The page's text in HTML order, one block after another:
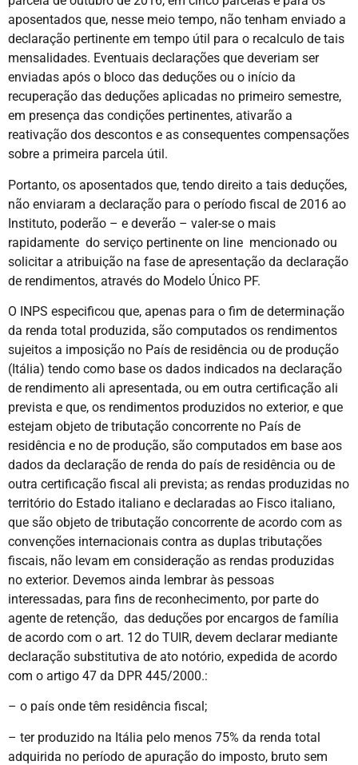
aposentados que, nesse meio tempo, não tenham enviado a
declaração pertinente em tempo útil para o recalculo de tais
mensalidades. Eventuais declarações que deveriam ser
enviadas após o bloco das deduções ou o início da
recuperação das deduções aplicadas no primeiro semestre,
em presença das condições pertinentes, ativarão a
reativação dos descontos e as consequentes compensações
sobre a primeira parcela útil.
Portanto, os aposentados que, tendo direito a tais deduções,
não enviaram a declaração para o período fiscal de 2016 ao
Instituto, poderão – e deverão – valer-se o mais
rapidamente do serviço pertinente on line mencionado ou
solicitar a atribuição na fase de apresentação da declaração
de rendimentos, através do Modelo Único PF.
O INPS especificou que, apenas para o fim de determinação
da renda total produzida, são computados os rendimentos
sujeitos a imposição no País de residência ou de produção
(Itália) tendo como base os dados indicados na declaração
de rendimento ali apresentada, ou em outra certificação ali
prevista e que, os rendimentos produzidos no exterior, e que
estejam objeto de tributação concorrente no País de
residência e no de produção, são computados em base aos
dados da declaração de renda do país de residência ou de
outra certificação fiscal ali prevista; as rendas produzidas no
território do Estado italiano e declaradas ao Fisco italiano,
que são objeto de tributação concorrente de acordo com as
convenções internacionais contra as duplas tributações
fiscais, não levam em consideração as rendas produzidas
no exterior. Devemos ainda lembrar às pessoas
interessadas, para fins de reconhecimento, por parte do
agente de retenção, das deduções por encargos de família
de acordo com o art. 12 do TUIR, devem declarar mediante
declaração substitutiva de ato notório, expedida de acordo
com o artigo 47 da DPR 445/2000.:
– o país onde têm residência fiscal;
– ter produzido na Itália pelo menos 75% da renda total
adquirida no período de apuração do imposto, bruto sem